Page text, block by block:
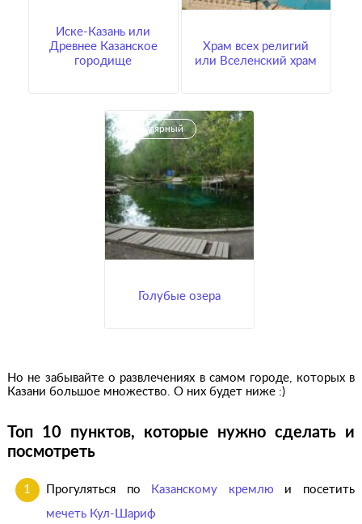
Иске-Казань или
Древнее Казанское
городище
Храм всех религий
или Вселенский храм
Голубые озера
Популярный
Но не забывайте о развлечениях в самом городе, которых в
Казани большое множество. О них будет ниже :)
Топ 10 пунктов, которые нужно сделать и
посмотреть
Прогуляться по Казанскому кремлю и посетить
мечеть Кул-Шариф